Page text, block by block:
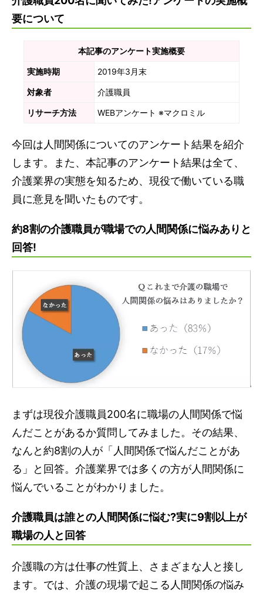
関わらない、気にしない
人に相談する、複数人で対応する
職場を変える
辛いだけじゃない!介護職で嬉しかったことは?エピ
ソードをまとめて紹介!
職場の人との関係で嬉しかったこと
利用者の家族との関係で嬉しかったこと
介護職は人間関係の悩みも多が、喜びややりがいが
ある仕事!
要について
本記事のアンケート実施概要
実施時期 2019年3月末
対象者 介護職員
リサーチ方法 WEBアンケート ※マクロミル
今回は人間関係についてのアンケート結果を紹介
します。また、本記事のアンケート結果は全て、
介護業界の実態を知るため、現役で働いている職
員に意見を聞いたものです。
約8割の介護職員が職場での人間関係に悩みありと
回答!
まずは現役介護職員200名に職場の人間関係で悩
んだことがあるか質問してみました。その結果、
なんと約8割の人が「人間関係で悩んだことがあ
る」と回答。介護業界では多くの方が人間関係に
悩んでいることがわかりました。
介護職員は誰との人間関係に悩む?実に9割以上が
職場の人と回答
介護職の方は仕事の性質上、さまざまな人と接し
ます。では、介護の現場で起こる人間関係の悩み